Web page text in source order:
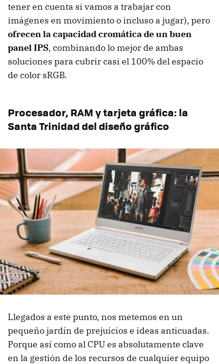
tener en cuenta si vamos a trabajar con
imágenes en movimiento o incluso a jugar), pero
ofrecen la capacidad cromática de un buen
panel IPS, combinando lo mejor de ambas
soluciones para cubrir casi el 100% del espacio
de color sRGB.
Procesador, RAM y tarjeta gráfica: la
Santa Trinidad del diseño gráfico
Llegados a este punto, nos metemos en un
pequeño jardín de prejuicios e ideas anticuadas.
Porque así como al CPU es absolutamente clave
en la gestión de los recursos de cualquier equipo